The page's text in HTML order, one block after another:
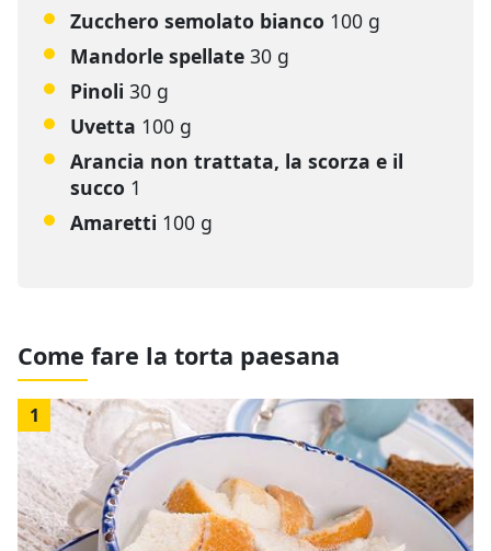
Zucchero semolato bianco 100 g
Mandorle spellate 30 g
Pinoli 30 g
Uvetta 100 g
Arancia non trattata, la scorza e il
succo 1
Amaretti 100 g
Come fare la torta paesana
1